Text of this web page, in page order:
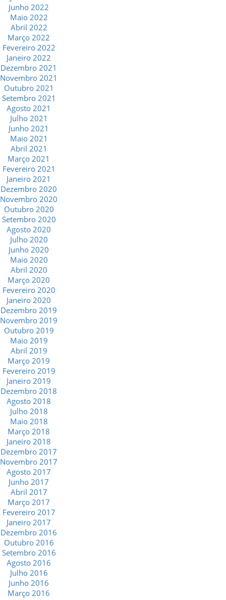
Junho 2022
Maio 2022
Abril 2022
Março 2022
Fevereiro 2022
Janeiro 2022
Dezembro 2021
Novembro 2021
Outubro 2021
Setembro 2021
Agosto 2021
Julho 2021
Junho 2021
Maio 2021
Abril 2021
Março 2021
Fevereiro 2021
Janeiro 2021
Dezembro 2020
Novembro 2020
Outubro 2020
Setembro 2020
Agosto 2020
Julho 2020
Junho 2020
Maio 2020
Abril 2020
Março 2020
Fevereiro 2020
Janeiro 2020
Dezembro 2019
Novembro 2019
Outubro 2019
Maio 2019
Abril 2019
Março 2019
Fevereiro 2019
Janeiro 2019
Dezembro 2018
Agosto 2018
Julho 2018
Maio 2018
Março 2018
Janeiro 2018
Dezembro 2017
Novembro 2017
Agosto 2017
Junho 2017
Abril 2017
Março 2017
Fevereiro 2017
Janeiro 2017
Dezembro 2016
Outubro 2016
Setembro 2016
Agosto 2016
Julho 2016
Junho 2016
Março 2016